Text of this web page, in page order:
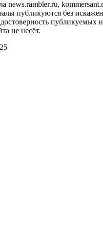
news.rambler.ru,
публикуются без
достоверность публикуемых
не несёт.